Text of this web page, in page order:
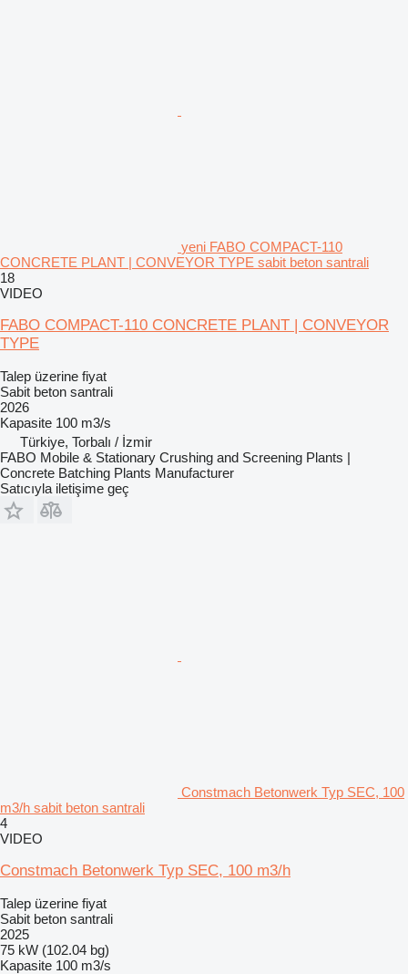
yeni FABO COMPACT-110
CONCRETE PLANT | CONVEYOR TYPE sabit beton santrali
18
VIDEO
FABO COMPACT-110 CONCRETE PLANT | CONVEYOR
TYPE
Talep üzerine fiyat
Sabit beton santrali
2026
Kapasite 100 m3/s
Türkiye, Torbalı / İzmir
FABO Mobile & Stationary Crushing and Screening Plants |
Concrete Batching Plants Manufacturer
Satıcıyla iletişime geç
Constmach Betonwerk Typ SEC, 100
m3/h sabit beton santrali
4
VIDEO
Constmach Betonwerk Typ SEC, 100 m3/h
Talep üzerine fiyat
Sabit beton santrali
2025
75 kW (102.04 bg)
Kapasite 100 m3/s